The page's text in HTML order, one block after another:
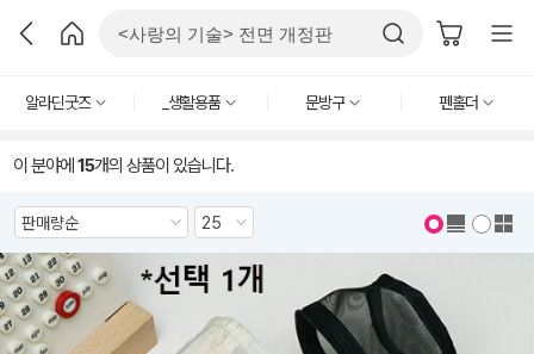
알라딘굿즈 _생활용품 문방구 펜홀더
이 분야에 15개의 상품이 있습니다.